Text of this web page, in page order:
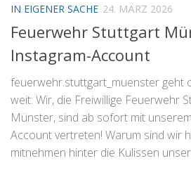
IN EIGENER SACHE 24. MÄRZ 2026
Feuerwehr Stuttgart
Instagram-Account
feuerwehr.stuttgart_muenster geht
weit: Wir, die Freiwillige Feuerwehr
Münster, sind ab sofort mit
Account vertreten! Warum sind wir
mitnehmen hinter die Kulissen